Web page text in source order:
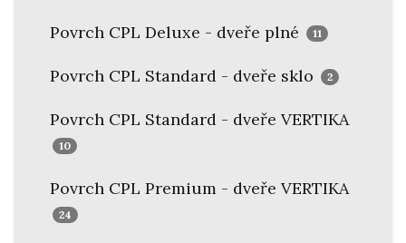
Povrch CPL Deluxe - dveře plné 11
Povrch CPL Standard - dveře sklo 2
Povrch CPL Standard - dveře VERTIKA
10
Povrch CPL Premium - dveře VERTIKA
24